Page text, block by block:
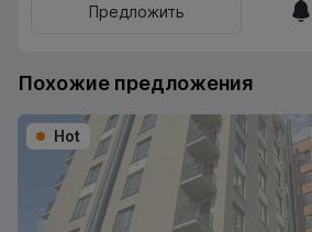
Предложить
Похожие предложения
Hot